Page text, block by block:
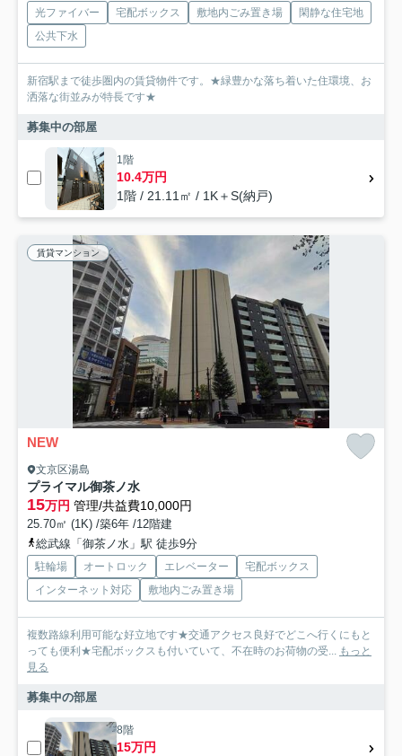
光ファイバー 宅配ボックス 敷地内ごみ置き場
閑静な住宅地
公共下水
新宿駅まで徒歩圏内の賃貸物件です。★緑豊かな落ち着いた住環境、お
洒落な街並みが特長です★
募集中の部屋
1階
10.4万円
1階 / 21.11㎡ / 1K＋S(納戸)
賃貸マンション
NEW
文京区湯島
プライマル御茶ノ水
15万円 管理/共益費10,000円
25.70㎡ (1K) /築6年 /12階建
総武線「御茶ノ水」駅 徒歩9分
駐輪場 オートロック エレベーター
宅配ボックス
インターネット対応
敷地内ごみ置き場
複数路線利用可能な好立地です★交通アクセス良好でどこへ行くにもと
っても便利★宅配ボックスも付いていて、不在時のお荷物の受... もっと
見る
募集中の部屋
8階
15万円